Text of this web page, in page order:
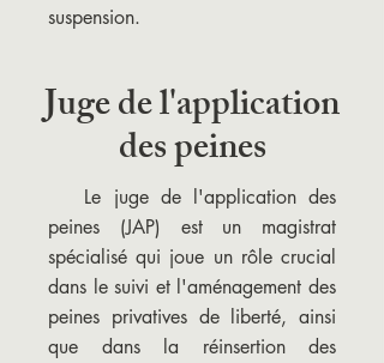
suspension.
Juge de l'application
des peines
Le juge de l'application des
peines (JAP) est un magistrat
spécialisé qui joue un rôle crucial
dans le suivi et l'aménagement des
peines privatives de liberté, ainsi
que dans la réinsertion des